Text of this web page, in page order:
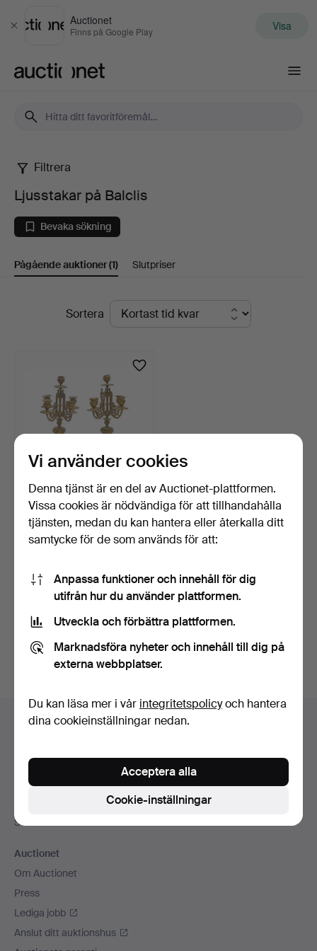
Stäng
Auctionet
Finns på Google Play Visa
Ljusstakar
på
Balclis
Filtrera
Ljusstakar på Balclis
Bevaka sökning
Pågående auktioner(1) Slutpriser
PågåendeSortera
Par ljusstakar Napoleon III i
förgylld bro…
Bevaka sökning
Du kan också söka i vårt arkiv med avslutade auktioner
Sidfotsnavigation
Hjälp och kontakt
Alla auktionshus
Betalningsalternativ
Sociala medier
Auctionet
Om Auctionet
Press
Lediga jobb
Anslut ditt auktionshus
Vi använder cookies
Denna tjänst är en del av Auctionet-plattformen.
Vissa cookies är nödvändiga för att tillhandahålla
tjänsten, medan du kan hantera eller återkalla ditt
samtycke för de som används för att:
Anpassa funktioner och innehåll för dig
utifrån hur du använder plattformen.
Utveckla och förbättra plattformen.
Marknadsföra nyheter och innehåll till dig på
externa webbplatser.
Du kan läsa mer i vår integritetspolicyoch hantera
dina cookieinställningar nedan.
Cookie-inställningar
Acceptera alla